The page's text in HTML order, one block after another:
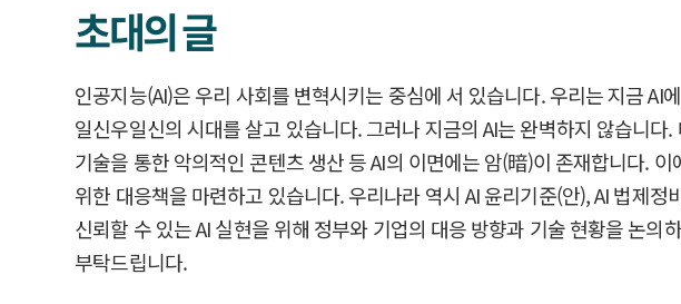
초대의 글
인공지능(AI)은 우리 사회를 변혁시키는 중심에 서 있습니다. 우리는 지금
일신우일신의 시대를 살고 있습니다. 그러나 지금의 AI는 완벽하지 않습니
기술을 통한 악의적인 콘텐츠 생산 등 AI의 이면에는 암(暗)이 존재합니다.
위한 대응책을 마련하고 있습니다. 우리나라 역시 AI 윤리기준(안), AI 법제
신뢰할 수 있는 AI 실현을 위해 정부와 기업의 대응 방향과 기술 현황을 논
부탁드립니다.